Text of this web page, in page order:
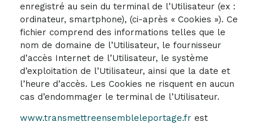
enregistré au sein du terminal de l’Utilisateur (ex :
ordinateur, smartphone), (ci-après « Cookies »). Ce
fichier comprend des informations telles que le
nom de domaine de l’Utilisateur, le fournisseur
d’accès Internet de l’Utilisateur, le système
d’exploitation de l’Utilisateur, ainsi que la date et
l’heure d’accès. Les Cookies ne risquent en aucun
cas d’endommager le terminal de l’Utilisateur.
www.transmettreensembleleportage.frest